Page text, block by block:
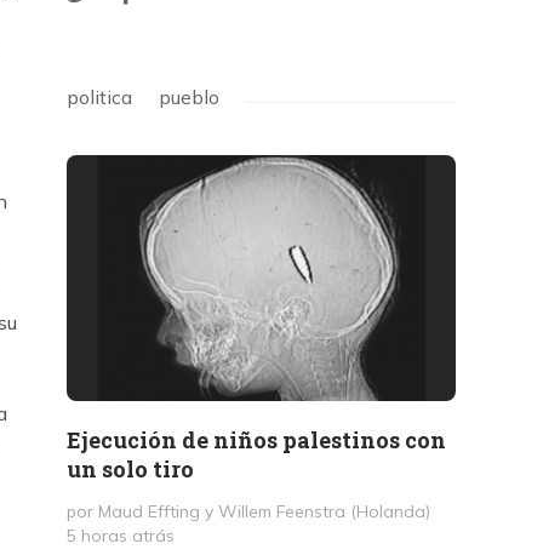
politica pueblo
Ejecución de niños palestinos con
un solo tiro
por Maud Effting y Willem Feenstra (Holanda)
5 horas atrás